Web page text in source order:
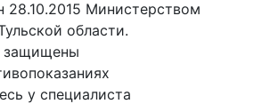
28.10.2015 Министерством
области.
защищены
у специалиста